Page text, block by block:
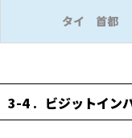
タイ 首都
3-4 ビジットイン